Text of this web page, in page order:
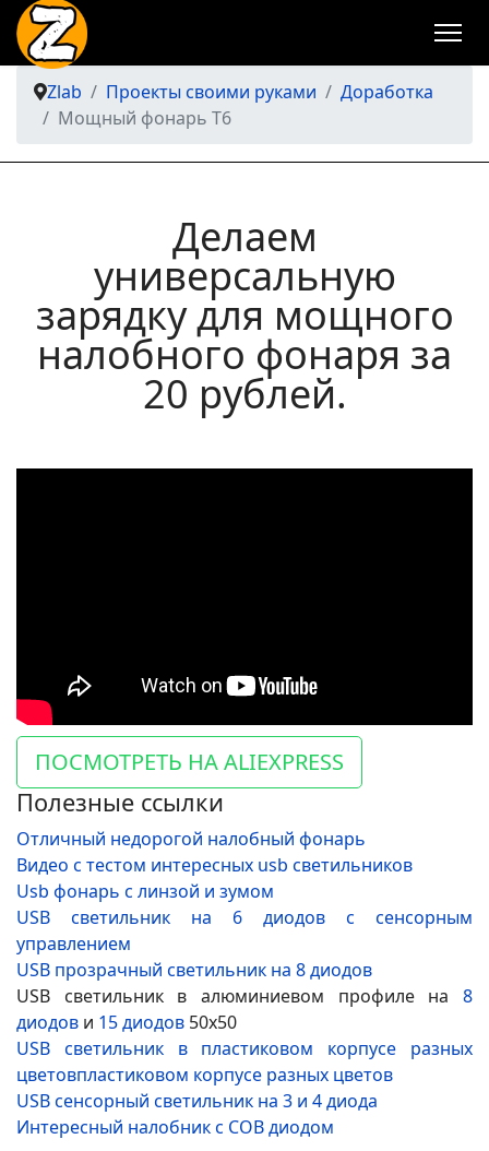
Zlab Проекты своими руками
Доработка
Мощный фонарь Т6
Делаем
универсальную
зарядку для мощного
налобного фонаря за
20 рублей.
ПОСМОТРЕТЬ НА ALIEXPRESS
Полезные ссылки
Отличный недорогой налобный фонарь
Видео с тестом интересных usb светильников
Usb фонарь с линзой и зумом
USB cветильник на 6 диодов с сенсорным
управлением
USB прозрачный светильник на 8 диодов
USB светильник в алюминиевом профиле на 8
диодов и 15 диодов 50х50
USB светильник в пластиковом корпусе разных
цветовпластиковом корпусе разных цветов
USB cенсорный светильник на 3 и 4 диода
Интересный налобник с COB диодом